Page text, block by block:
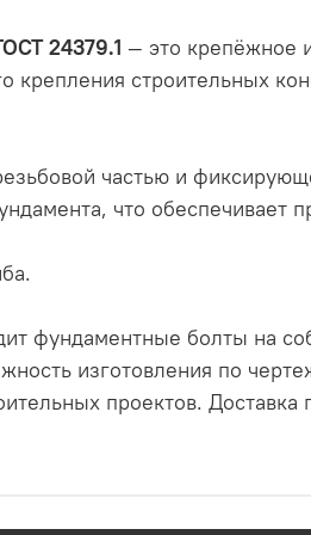
24379.1 — это крепёжное
крепления строительных
частью и
что обеспечивает
фундаментные болты на
изготовления по
проектов. Доставка